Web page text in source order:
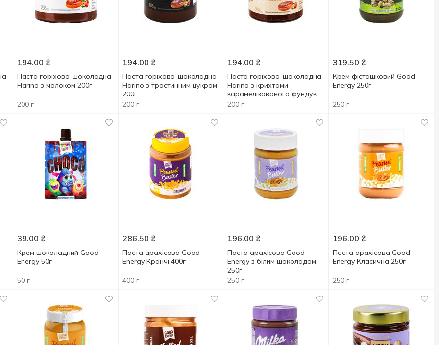
194.00 ₴
Паста горіхово-шоколадна
Flarino з молоком 200г
200 г
194.00 ₴
Паста горіхово-шоколадна
Flarino з тростинним цукром
200г
200 г
194.00 ₴
Паста горіхово-шоколадна
Flarino з крихтами
карамелізованого фундука
200г
200 г
319.50 ₴
Крем фісташковий Good
Energy 250г
250 г
39.00 ₴
Крем шоколадний Good
Energy 50г
50 г
286.50 ₴
Паста арахісова Good
Energy Кранчі 400г
400 г
196.00 ₴
Паста арахісова Good
Energy з білим шоколадом
250г
250 г
196.00 ₴
Паста арахісова Good
Energy Класична 250г
250 г